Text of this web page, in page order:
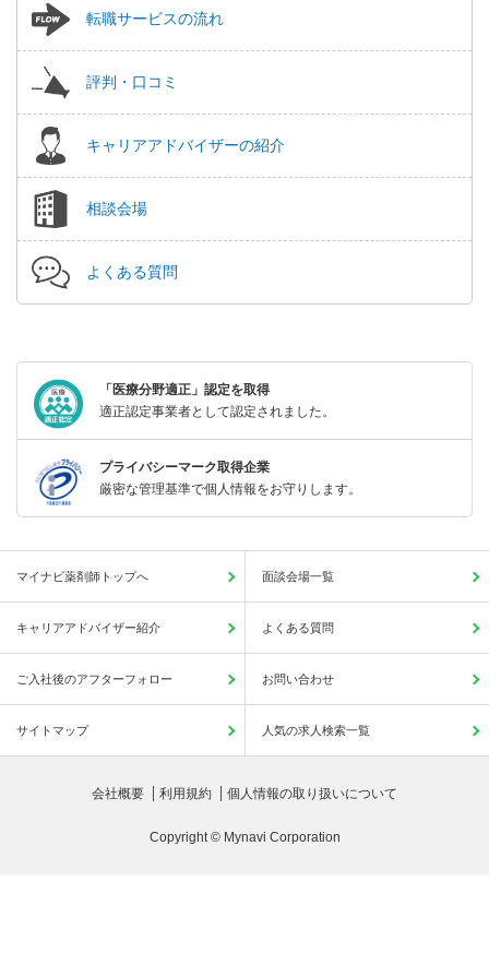
転職サービスの流れ
評判・口コミ
キャリアアドバイザーの紹介
相談会場
よくある質問
「医療分野適正」認定を取得
適正認定事業者として認定されました。
プライバシーマーク取得企業
厳密な管理基準で個人情報をお守りします。
マイナビ薬剤師トップへ 面談会場一覧
キャリアアドバイザー紹介 よくある質問
ご入社後のアフターフォロー お問い合わせ
サイトマップ 人気の求人検索一覧
会社概要 利用規約 個人情報の取り扱いについて
Copyright © Mynavi Corporation